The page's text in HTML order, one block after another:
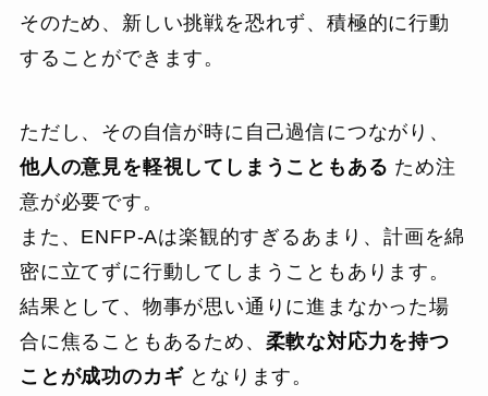
そのため、新しい挑戦を恐れず、積極的に行動
することができます。
ただし、その自信が時に自己過信につながり、
他人の意見を軽視してしまうこともある ため注
意が必要です。
また、ENFP-Aは楽観的すぎるあまり、計画を綿
密に立てずに行動してしまうこともあります。
結果として、物事が思い通りに進まなかった場
合に焦ることもあるため、 柔軟な対応力を持つ
ことが成功のカギとなります。